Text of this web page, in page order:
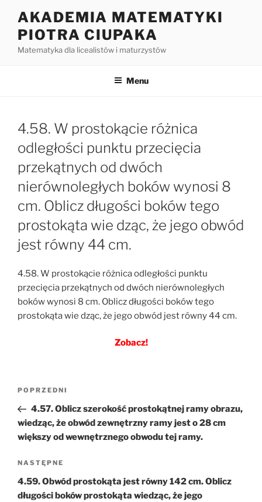
treści
AKADEMIA MATEMATYKI
PIOTRA CIUPAKA
Matematyka dla licealistów i maturzystów
Menu
4.58. W prostokącie różnica
odległości punktu przecięcia
przekątnych od dwóch
nierównoległych boków wynosi 8
cm. Oblicz długości boków tego
prostokąta wie dząc, że jego obwód
jest równy 44 cm.
4.58. W prostokącie różnica odległości punktu
przecięcia przekątnych od dwóch nierównoległych
boków wynosi 8 cm. Oblicz długości boków tego
prostokąta wie dząc, że jego obwód jest równy 44 cm.
Zobacz!
Nawigacja
Poprzedni
wpis
POPRZEDNI
4.57. Oblicz szerokość prostokątnej ramy obrazu,
wiedząc, że obwód zewnętrzny ramy jest o 28 cm
większy od wewnętrznego obwodu tej ramy.
Następny
wpis
NASTĘPNE
4.59. Obwód prostokąta jest równy 142 cm. Oblicz
długości boków prostokąta wiedząc, że jego